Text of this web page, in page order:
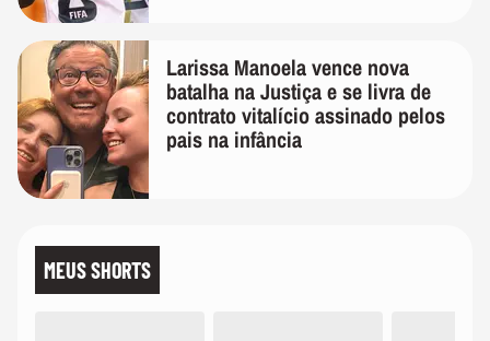
Larissa Manoela vence nova
batalha na Justiça e se livra de
contrato vitalício assinado pelos
pais na infância
MEUS SHORTS